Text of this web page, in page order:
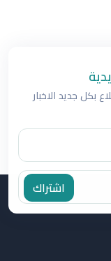
بكل جديد الاخبار
اشتراك